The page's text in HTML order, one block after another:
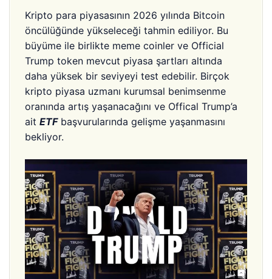
Kripto para piyasasının 2026 yılında Bitcoin
öncülüğünde yükseleceği tahmin ediliyor. Bu
büyüme ile birlikte meme coinler ve Official
Trump token mevcut piyasa şartları altında
daha yüksek bir seviyeyi test edebilir. Birçok
kripto piyasa uzmanı kurumsal benimsenme
oranında artış yaşanacağını ve Offical Trump’a
aitETFbaşvurularında gelişme yaşanmasını
bekliyor.